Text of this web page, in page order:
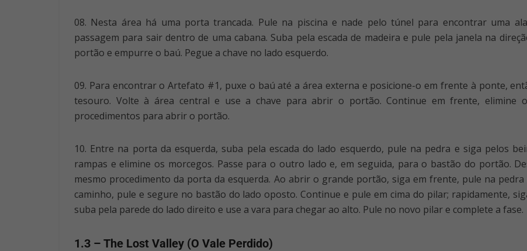
08. Nesta área há uma porta trancada. Pule na piscina e nade pelo túnel para encontrar uma
passagem para sair dentro de uma cabana. Suba pela escada de madeira e pule pela janela na
portão e empurre o baú. Pegue a chave no lado esquerdo.
09. Para encontrar o Artefato #1, puxe o baú até a área externa e posicione-o em frente à ponte,
tesouro. Volte à área central e use a chave para abrir o portão. Continue em frente, elimine
procedimentos para abrir o portão.
10. Entre na porta da esquerda, suba pela escada do lado esquerdo, pule na pedra e siga pelos
rampas e elimine os morcegos. Passe para o outro lado e, em seguida, para o bastão do portão.
mesmo procedimento da porta da esquerda. Ao abrir o grande portão, siga em frente, pule na
caminho, pule e segure no bastão do lado oposto. Continue e pule em cima do pilar; rapidamente,
suba pela parede do lado direito e use a vara para chegar ao alto. Pule no novo pilar e complete a fase.
1.3 – The Lost Valley (O Vale Perdido)